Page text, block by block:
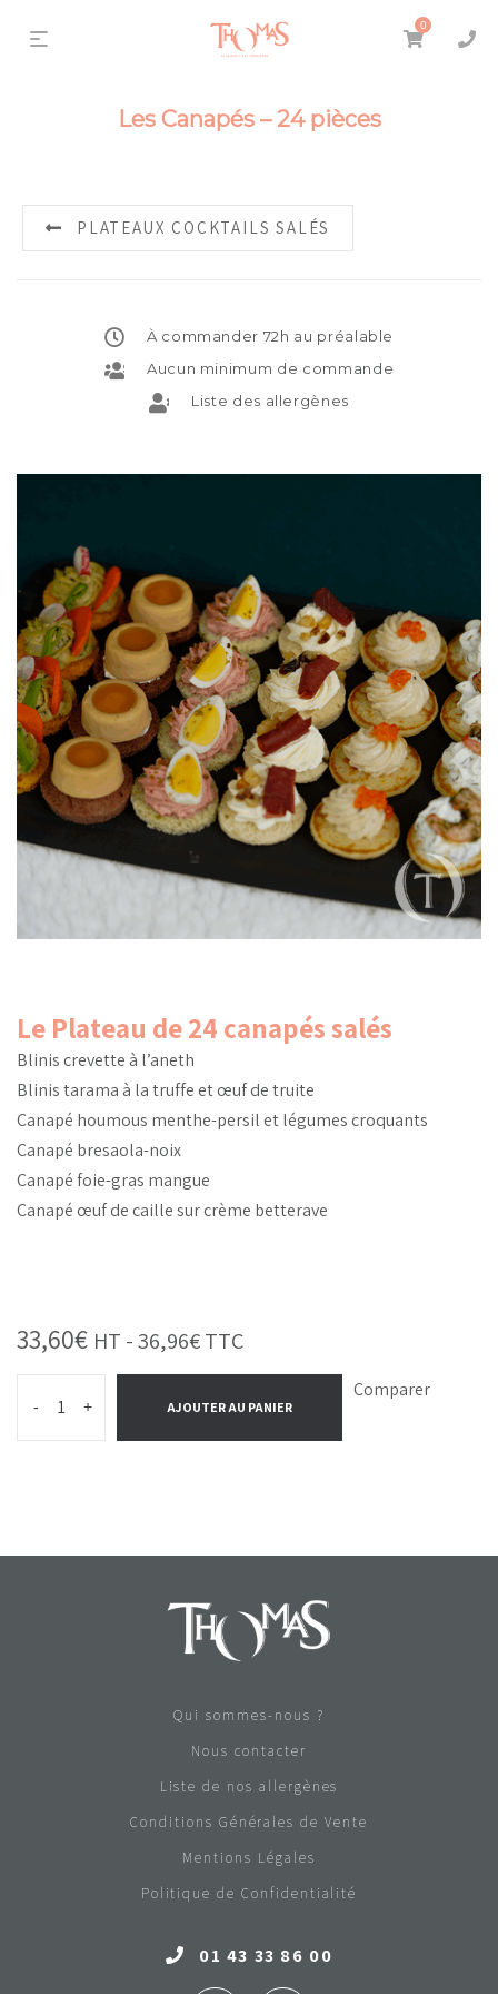
0
Les Canapés – 24 pièces
PLATEAUX COCKTAILS SALÉS
À commander 72h au préalable
Aucun minimum de commande
Liste des allergènes
Le Plateau de 24 canapés salés
Blinis crevette à l’aneth
Blinis tarama à la truffe et œuf de truite
Canapé houmous menthe-persil et légumes croquants
Canapé bresaola-noix
Canapé foie-gras mangue
Canapé œuf de caille sur crème betterave
33,60€ HT -36,96€TTC
- + AJOUTER AU PANIER
Comparer
Qui sommes-nous ?
Nous contacter
Liste de nos allergènes
Conditions Générales de Vente
Mentions Légales
Politique de Confidentialité
01 43 33 86 00